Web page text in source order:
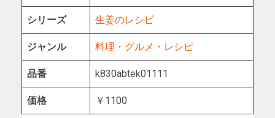
シリーズ 生姜のレシピ
ジャンル 料理・グルメ・レシピ
品番 k830abtek01111
価格 ￥1100